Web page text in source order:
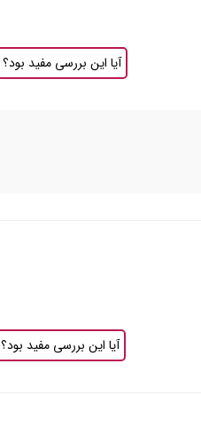
آیا این بررسی مفید بود؟
آیا این بررسی مفید بود؟